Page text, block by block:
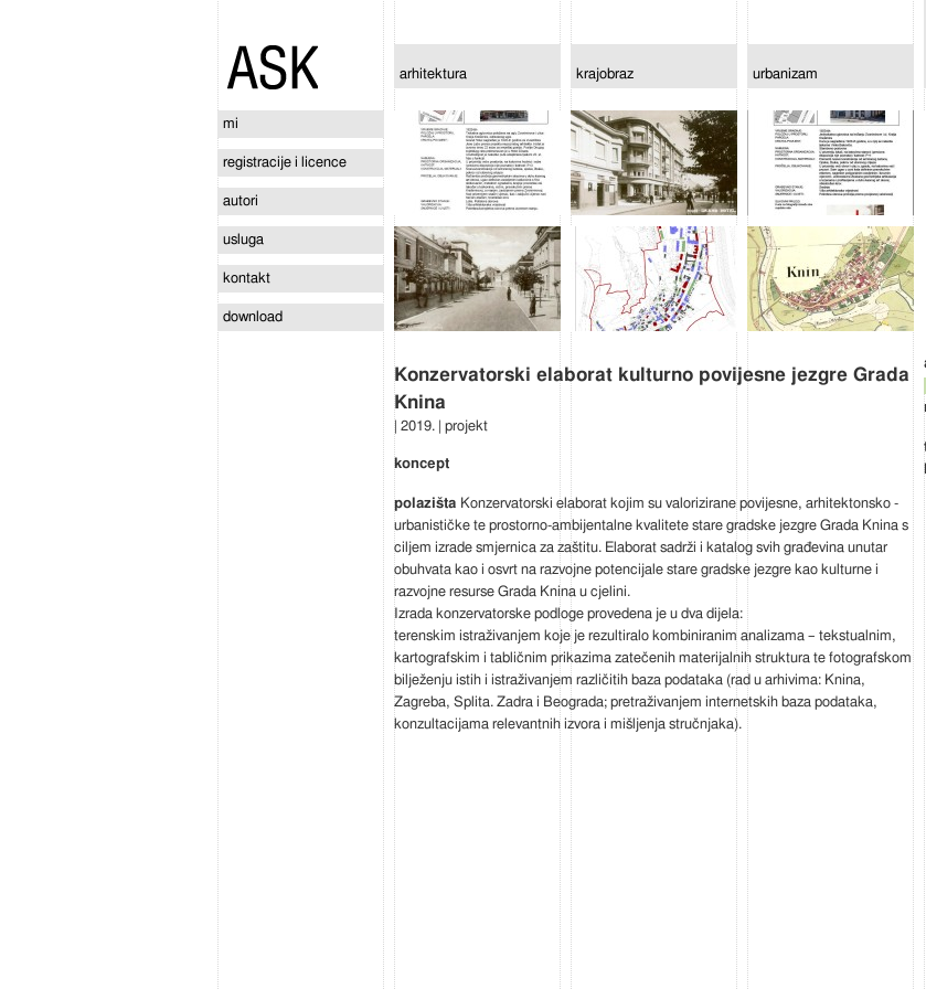
arhitektura krajobraz urbanizam
mi
registracije i licence
autori
usluga
kontakt
download
Konzervatorski elaborat kulturno povijesne jezgre Grada
Knina
| 2019. | projekt
koncept
Konzervatorski elaborat kojim su valorizirane povijesne, arhitektonsko -
urbanističke te prostorno-ambijentalne kvalitete stare gradske jezgre Grada Knina s
ciljem izrade smjernica za zaštitu. Elaborat sadrži i katalog svih građevina unutar
obuhvata kao i osvrt na razvojne potencijale stare gradske jezgre kao kulturne i
razvojne resurse Grada Knina u cjelini.
Izrada konzervatorske podloge provedena je u dva dijela:
terenskim istraživanjem koje je rezultiralo kombiniranim analizama – tekstualnim,
kartografskim i tabličnim prikazima zatečenih materijalnih struktura te fotografskom
bilježenju istih i istraživanjem različitih baza podataka (rad u arhivima: Knina,
Zagreba, Splita. Zadra i Beograda; pretraživanjem internetskih baza podataka,
konzultacijama relevantnih izvora i mišljenja stručnjaka).